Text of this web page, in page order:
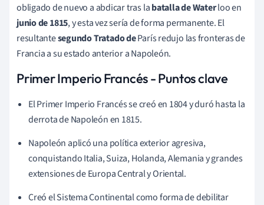
obligado de nuevo a abdicar tras labatalla de Waterloo en
junio de 1815, y esta vez sería de forma permanente. El
resultantesegundo Tratado deParís redujo las fronteras de
Francia a su estado anterior a Napoleón.
Primer Imperio Francés - Puntos clave
El Primer Imperio Francés se creó en 1804 y duró hasta la
derrota de Napoleón en 1815.
Napoleón aplicó una política exterior agresiva,
conquistando Italia, Suiza, Holanda, Alemania y grandes
extensiones de Europa Central y Oriental.
Creó el Sistema Continental como forma de debilitar